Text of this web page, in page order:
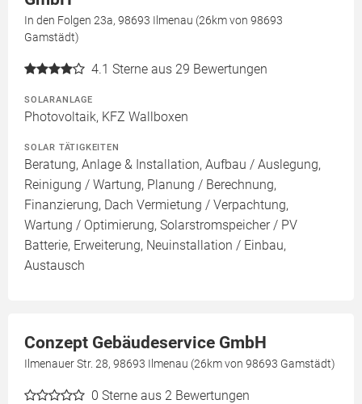
In den Folgen 23a, 98693 Ilmenau (26km von 98693
Gamstädt)
4.1 Sterne aus 29 Bewertungen
SOLARANLAGE
Photovoltaik, KFZ Wallboxen
SOLAR TÄTIGKEITEN
Beratung, Anlage & Installation, Aufbau / Auslegung,
Reinigung / Wartung, Planung / Berechnung,
Finanzierung, Dach Vermietung / Verpachtung,
Wartung / Optimierung, Solarstromspeicher / PV
Batterie, Erweiterung, Neuinstallation / Einbau,
Austausch
Conzept Gebäudeservice GmbH
Ilmenauer Str. 28, 98693 Ilmenau (26km von 98693 Gamstädt)
0 Sterne aus 2 Bewertungen